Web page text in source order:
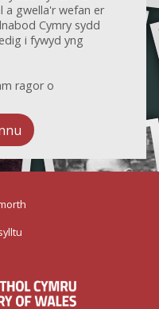
a gwella'r wefan er
Cymry sydd
i fywyd yng
ragor o